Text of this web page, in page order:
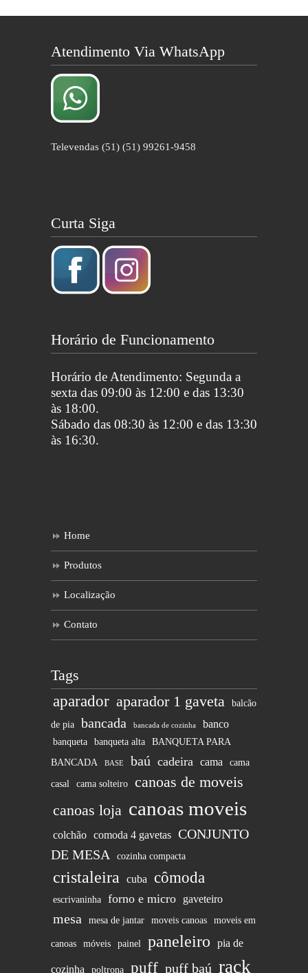
Atendimento Via WhatsApp
Televendas (51) (51) 99261-9458
Curta Siga
Horário de Funcionamento
Horário de Atendimento: Segunda a
sexta das 09:00 às 12:00 e das 13:30
às 18:00.
Sábado das 08:30 às 12:00 e das 13:30
às 16:30.
Home
Produtos
Localização
Contato
Tags
aparador aparador 1 gaveta balcão
de pia bancada bancada de cozinha banco
banqueta banqueta alta
BANQUETA PARA
BANCADA
BASE baú cadeira cama cama
casal cama solteiro
canoas de moveis
canoas loja canoas moveis
colchão comoda 4 gavetas CONJUNTO
DE MESA
cozinha compacta
cristaleira cuba cômoda
escrivaninha forno e micro gaveteiro
mesa mesa de jantar moveis canoas moveis em
canoas móveis painel paneleiro pia de
cozinha poltrona puff puff baú rack